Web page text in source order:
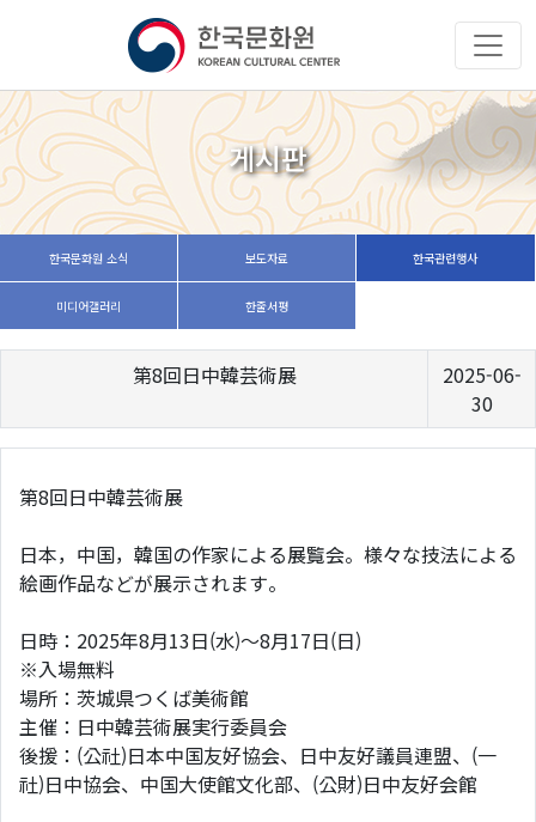
게시판
한국문화원 소식 보도자료 한국관련행사
미디어갤러리 한줄서평
第8回日中韓芸術展
2025-06-
30
第8回日中韓芸術展
日本，中国，韓国の作家による展覧会。様々な技法による
絵画作品などが展示されます。
日時：2025年8月13日(水)～8月17日(日)
※入場無料
場所：茨城県つくば美術館
主催：日中韓芸術展実行委員会
後援：(公社)日本中国友好協会、日中友好議員連盟、(一
社)日中協会、中国大使館文化部、(公財)日中友好会館